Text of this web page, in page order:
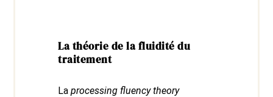
La théorie de la fluidité du
traitement
Laprocessing fluency theory